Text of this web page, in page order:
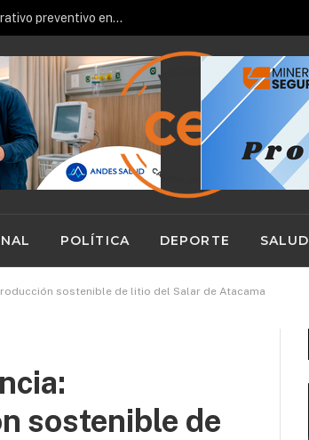
institucional
POLÍTICA DEPORTE SALUD
sostenible de litio del Salar de Atacama
sostenible de